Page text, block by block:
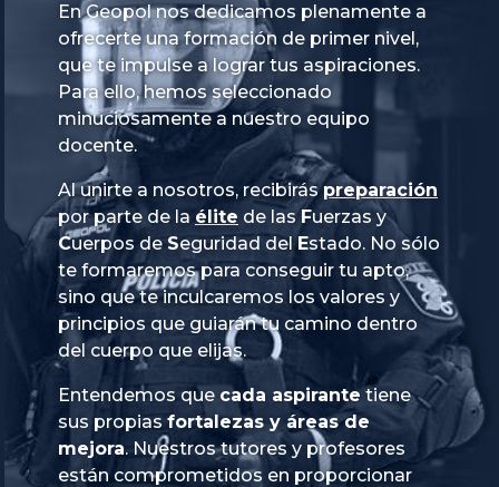
En Geopol nos dedicamos plenamente a
ofrecerte una formación de primer nivel,
que te impulse a lograr tus aspiraciones.
Para ello, hemos seleccionado
minuciosamente a nuestro equipo
docente.
Al unirte a nosotros, recibiráspreparación
por parte de la élite de las Fuerzas y
Cuerpos de Seguridad del Estado. No sólo
te formaremos para conseguir tu apto,
sino que te inculcaremos los valores y
principios que guiarán tu camino dentro
del cuerpo que elijas.
Entendemos que cada aspirante tiene
sus propias fortalezas y áreas de
mejora. Nuestros tutores y profesores
están comprometidos en proporcionar